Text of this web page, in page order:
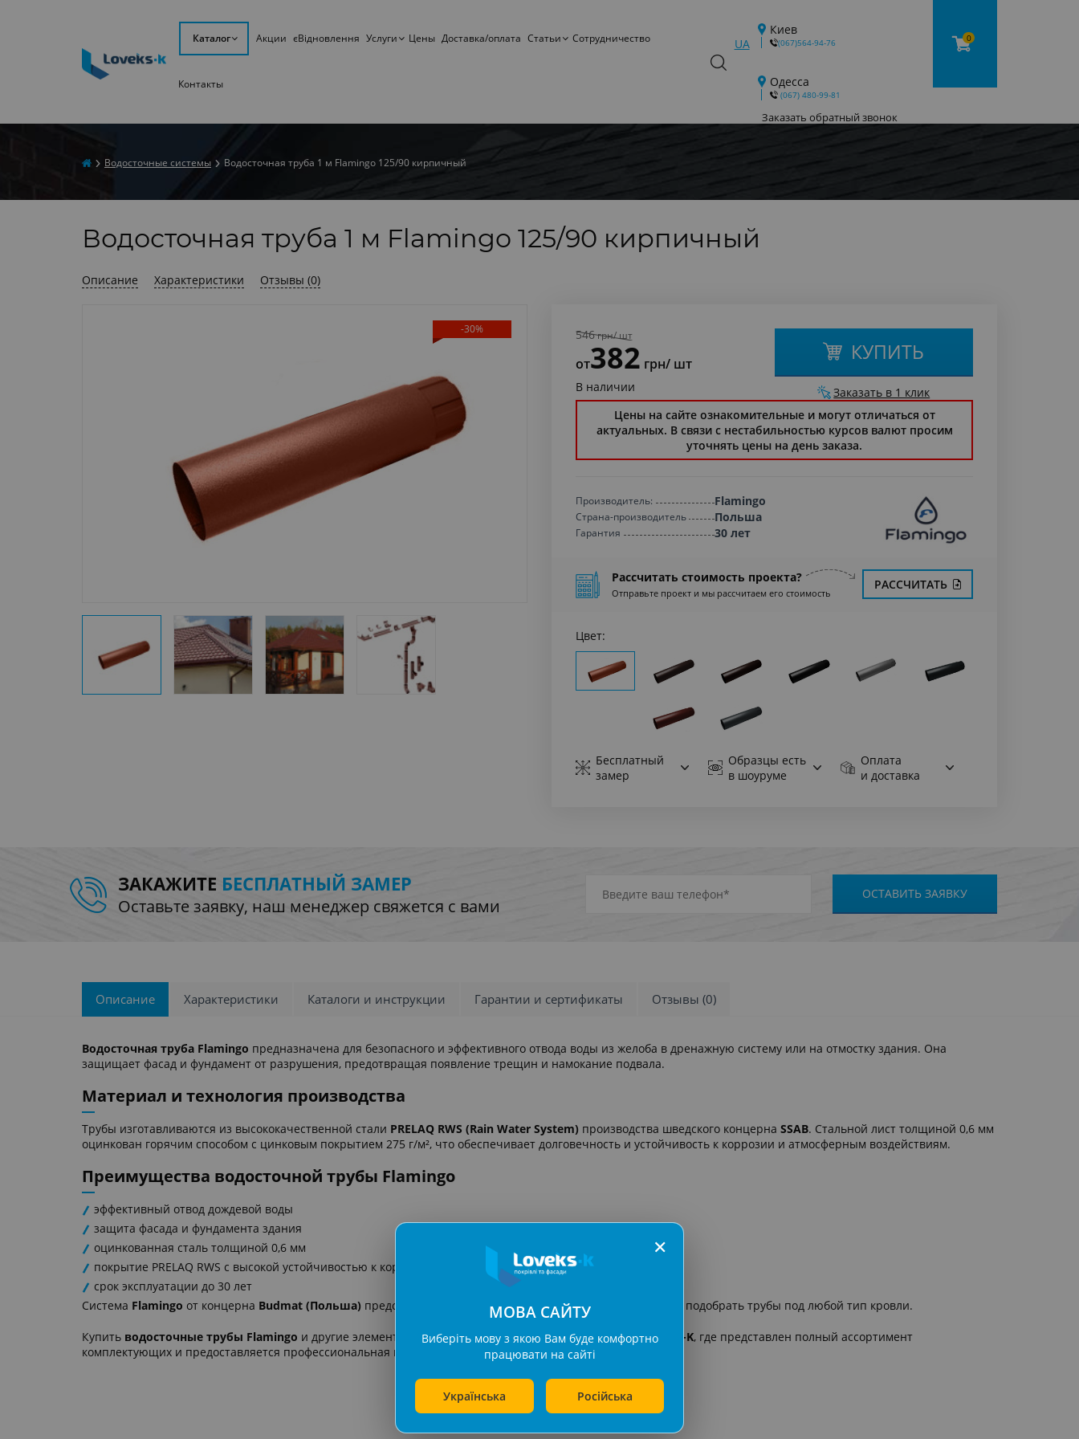
Каталог Акции єВідновлення Услуги Цены Доставка/оплата Статьи Сотрудничество
Контакты
UA
Киев
(067)564-94-76
Одесса
‎ (067) 480-99-81
Заказать обратный звонок
0
Водосточные системы Водосточная труба 1 м Flamingo 125/90 кирпичный
Водосточная труба 1 м Flamingo 125/90 кирпичный
Описание Характеристики Отзывы (0)
-30% 546грн/ шт
от382 грн/ шт
В наличии
КУПИТЬ
Заказать в 1 клик
Цены на сайте ознакомительные и могут отличаться от
актуальных. В связи с нестабильностью курсов валют просим
уточнять цены на день заказа.
Производитель: Flamingo
Страна-производитель Польша
Гарантия 30 лет
Рассчитать стоимость проекта?
Отправьте проект и мы рассчитаем его стоимость
РАССЧИТАТЬ
Цвет:
Бесплатный
замер
Образцы есть
в шоуруме
Оплата
и доставка
ЗАКАЖИТЕ БЕСПЛАТНЫЙ ЗАМЕР
Оставьте заявку, наш менеджер свяжется с вами
Описание Характеристики Каталоги и инструкции Гарантии и сертификаты Отзывы (0)
Водосточная труба Flamingo предназначена для безопасного и эффективного отвода воды из желоба в дренажную систему или на отмостку здания. Она
защищает фасад и фундамент от разрушения, предотвращая появление трещин и намокание подвала.
Материал и технология производства
Трубы изготавливаются из высококачественной стали PRELAQ RWS (Rain Water System) производства шведского концерна SSAB. Стальной лист толщиной 0,6 мм
оцинкован горячим способом с цинковым покрытием 275 г/м², что обеспечивает долговечность и устойчивость к коррозии и атмосферным воздействиям.
Преимущества водосточной трубы Flamingo
эффективный отвод дождевой воды
защита фасада и фундамента здания
оцинкованная сталь толщиной 0,6 мм
покрытие PRELAQ RWS с высокой устойчивостью к коррозии
срок эксплуатации до 30 лет
Система Flamingo от концерна Budmat (Польша) представлена в широкой цветовой гамме, что позволяет подобрать трубы под любой тип кровли.
Купить водосточные трубы Flamingo и другие элементы водосточной системы можно в компанииLoveks-K, где представлен полный ассортимент
комплектующих и предоставляется профессиональная консультация.
✕
МОВА САЙТУ
Виберіть мову з якою Вам буде комфортно
працювати на сайті
Українська Російська